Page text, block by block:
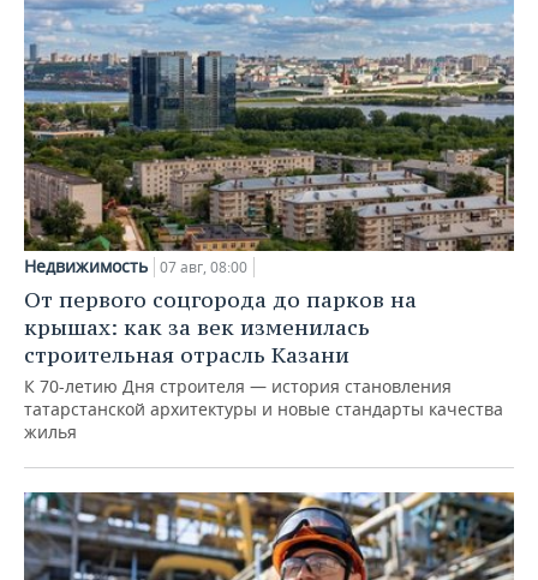
Недвижимость 07 авг, 08:00
От первого соцгорода до парков на
крышах: как за век изменилась
строительная отрасль Казани
К 70-летию Дня строителя — история становления
татарстанской архитектуры и новые стандарты качества
жилья